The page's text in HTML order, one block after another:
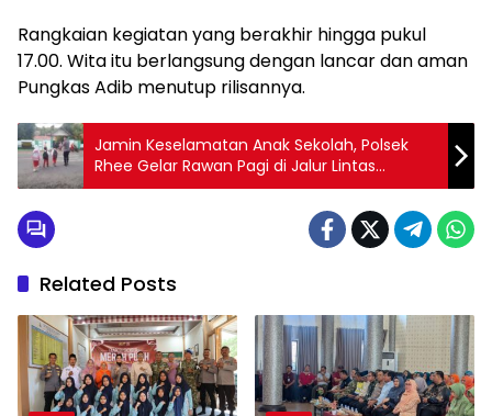
Rangkaian kegiatan yang berakhir hingga pukul
17.00. Wita itu berlangsung dengan lancar dan aman
Pungkas Adib menutup rilisannya.
Jamin Keselamatan Anak Sekolah, Polsek
Rhee Gelar Rawan Pagi di Jalur Lintas
Sumbawa-Tano
Related Posts